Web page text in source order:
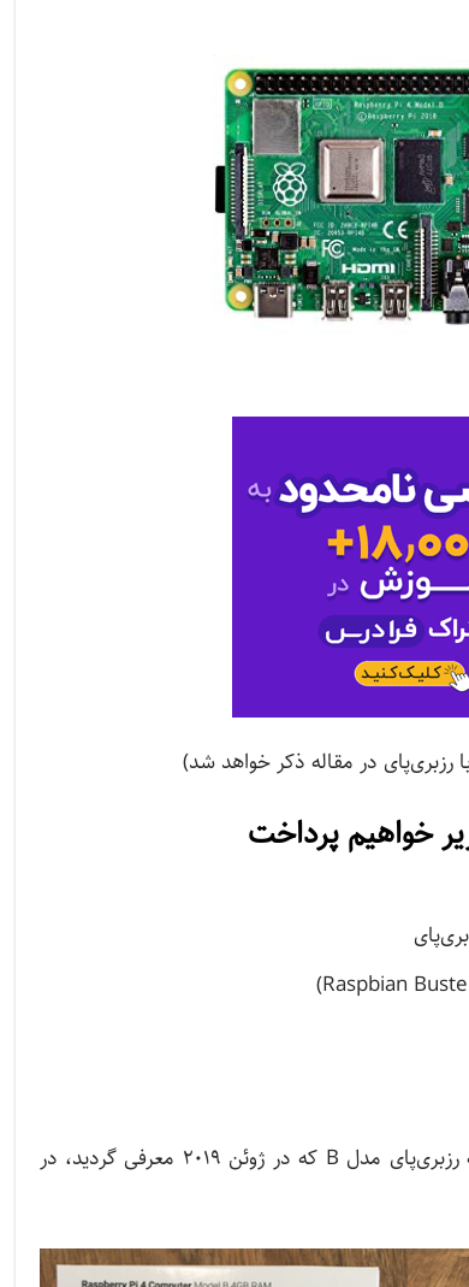
رزبری‌پای در مقاله ذکر خواهد شد)
خواهیم پرداخت
خلاصه سریعی از ویژگی‌های بهبود یافته رزبری‌پای مدل B که در ژوئن ۲۰۱۹ معرفی گردید، در